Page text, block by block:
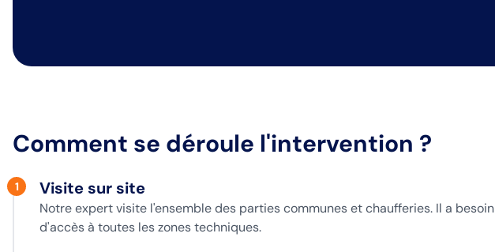
Comment se déroule l'intervention ?
1 Visite sur site
Notre expert visite l'ensemble des parties communes et chaufferies. Il a besoin
d'accès à toutes les zones techniques.